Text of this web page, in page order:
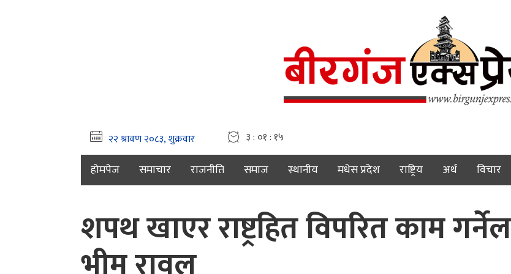
३ : ०१ : १६
होमपेज समाचार राजनीति समाज स्थानीय मधेस प्रदेश राष्ट्रिय अर्थ विचार
शपथ खाएर राष्ट्रहित विपरित काम